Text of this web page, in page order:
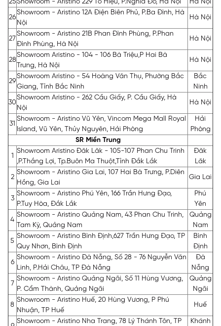
25Showroom - Aristino 229 Tô Hiệu, P.Nghĩa Đô, Hà Nội Hà Nội
26
Showroom - Aristino 12A Điện Biên Phủ, P.Ba Đình, Hà
Nội
Hà Nội
27
Showroom - Aristino 21B Phan Đình Phùng, P.Phan
Đình Phùng, Hà Nội
Hà Nội
28
Showroom Aristino - 104 - 106 Bà Triệu,P Hai Bà
Trưng, Hà Nội
Hà Nội
29
Showroom Aristino - 54 Hoàng Văn Thụ, Phường Bắc
Giang, Tỉnh Bắc Ninh
Bắc
Ninh
30
Showroom Aristino - 262 Cầu Giấy, P. Cầu Giấy, Hà
Nội
Hà Nội
31
Showroom - Aristino Vũ Yên, Vincom Mega Mall Royal
Island, Vũ Yên, Thủy Nguyên, Hải Phòng
Hải
Phòng
SR Miền Trung
1
Showroom Aristino Đăk Lăk - 105-107 Phan Chu Trinh
,P.Thắng Lợi, Tp.Buôn Ma Thuột,Tỉnh Đắk Lắk
Đăk
Lăk
2
Showroom - Aristino Gia Lai, 107 Hai Bà Trưng, P.Diên
Hồng, Gia Lai
Gia Lai
3
Showroom - Aristino Phú Yên, 166 Trần Hưng Đạo,
P.Tuy Hòa, Đắk Lắk
Phú
Yên
4
Showroom - Aristino Quảng Nam, 43 Phan Chu Trinh,
Tam Kỳ, Quảng Nam
Quảng
Nam
5
Showroom - Aristino Bình Định,627 Trần Hưng Đạo, TP
Quy Nhơn, Bình Định
Bình
Định
6
Showroom - Aristino Đà Nẵng, Số 28 - 76 Nguyễn Văn
Linh, P.Hải Châu, TP Đà Nẵng
Đà
Nẵng
7
Showroom - Aristino Quảng Ngãi, Số 11 Hùng Vương,
P. Cẩm Thành, Quảng Ngãi
Quảng
Ngãi
8
Showroom - Aristino Huế, 20 Hùng Vương, P Phú
Nhuận, TP Huế
Huế
Showroom - Aristino Nha Trang, 78 Lý Thánh Tôn, TP Khánh